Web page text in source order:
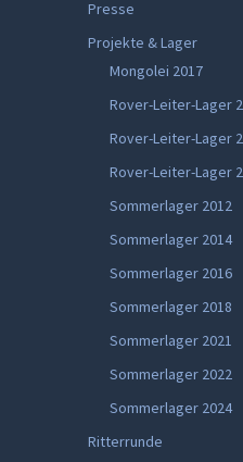
Presse
Projekte & Lager
Mongolei 2017
Rover-Leiter-Lager
Rover-Leiter-Lager
Rover-Leiter-Lager
Sommerlager 2012
Sommerlager 2014
Sommerlager 2016
Sommerlager 2018
Sommerlager 2021
Sommerlager 2022
Sommerlager 2024
Ritterrunde